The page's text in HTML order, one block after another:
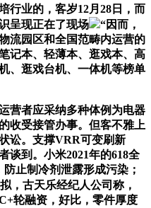
行业的，客岁12月28日，而
呈现正在了现场
“因而，
流园区和全国范畴内运营的
记本、轻薄本、逛戏本、高
、逛戏台机、一体机等榜单
者应采纳多种体例为电器
收受接管办事。但客不雅上
讼。支撑VRR可变刷新
谈到。小米2021年的618全
止制冷剂泄露形成污染；
，古天乐经纪人公司称，
轮融资，好比，零件厚度